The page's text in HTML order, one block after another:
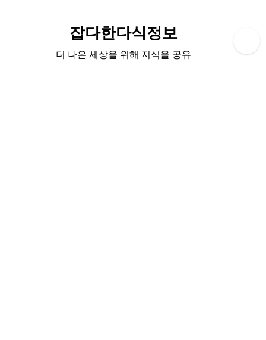
잡다한다식정보
더 나은 세상을 위해 지식을 공유